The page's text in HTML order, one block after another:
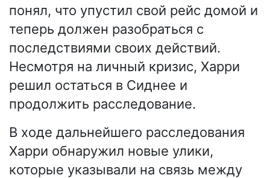
понял, что упустил свой рейс домой и
теперь должен разобраться с
последствиями своих действий.
Несмотря на личный кризис, Харри
решил остаться в Сиднее и
продолжить расследование.
В ходе дальнейшего расследования
Харри обнаружил новые улики,
которые указывали на связь между